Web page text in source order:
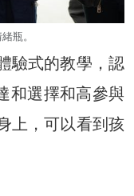
瓶。
驗式的教學，認
和選擇和高參與
上，可以看到孩